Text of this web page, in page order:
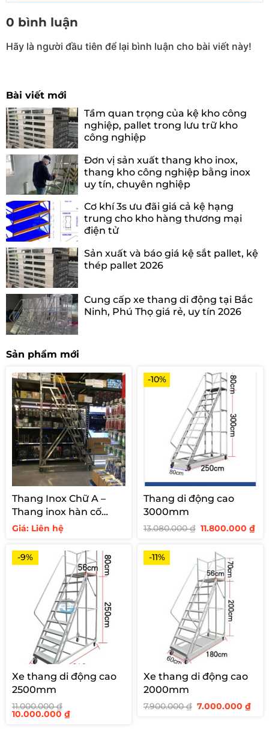
0 bình luận
Hãy là người đầu tiên để lại bình luận cho bài viết này!
Bài viết mới
Tầm quan trọng của kệ kho công
nghiệp, pallet trong lưu trữ kho
công nghiệp
Đơn vị sản xuất thang kho inox,
thang kho công nghiệp bằng inox
uy tín, chuyên nghiệp
Cơ khí 3s ưu đãi giá cả kệ hạng
trung cho kho hàng thương mại
điện tử
Sản xuất và báo giá kệ sắt pallet, kệ
thép pallet 2026
Cung cấp xe thang di động tại Bắc
Ninh, Phú Thọ giá rẻ, uy tín 2026
Sản phẩm mới
Thang Inox Chữ A –
Thang inox hàn cố
định cho siêu thị
Giá: Liên hệ
-10%
Thang di động cao
3000mm
13.080.000₫ Giá
gốc
13.080.000 ₫.
11.800.000₫Giá
-9%
Xe thang di động cao
2500mm
11.000.000₫
Giá
gốc
10.000.000 ₫Giá
-11%
Xe thang di động cao
2000mm
7.900.000₫ Giá
gốc
7.000.000₫Giá